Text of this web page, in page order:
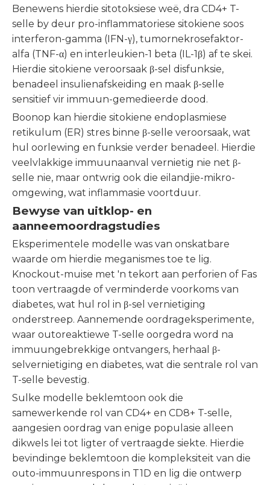
Benewens hierdie sitotoksiese weë, dra CD4+ T-
selle by deur pro-inflammatoriese sitokiene soos
interferon-gamma (IFN-γ), tumornekrosefaktor-
alfa (TNF-α) en interleukien-1 beta (IL-1β) af te skei.
Hierdie sitokiene veroorsaak β-sel disfunksie,
benadeel insulienafskeiding en maak β-selle
sensitief vir immuun-gemedieerde dood.
Boonop kan hierdie sitokiene endoplasmiese
retikulum (ER) stres binne β-selle veroorsaak, wat
hul oorlewing en funksie verder benadeel. Hierdie
veelvlakkige immuunaanval vernietig nie net β-
selle nie, maar ontwrig ook die eilandjie-mikro-
omgewing, wat inflammasie voortduur.
Bewyse van uitklop- en
aanneemoordragstudies
Eksperimentele modelle was van onskatbare
waarde om hierdie meganismes toe te lig.
Knockout-muise met 'n tekort aan perforien of Fas
toon vertraagde of verminderde voorkoms van
diabetes, wat hul rol in β-sel vernietiging
onderstreep. Aannemende oordrageksperimente,
waar outoreaktiewe T-selle oorgedra word na
immuungebrekkige ontvangers, herhaal β-
selvernietiging en diabetes, wat die sentrale rol van
T-selle bevestig.
Sulke modelle beklemtoon ook die
samewerkende rol van CD4+ en CD8+ T-selle,
aangesien oordrag van enige populasie alleen
dikwels lei tot ligter of vertraagde siekte. Hierdie
bevindinge beklemtoon die kompleksiteit van die
outo-immuunrespons in T1D en lig die ontwerp